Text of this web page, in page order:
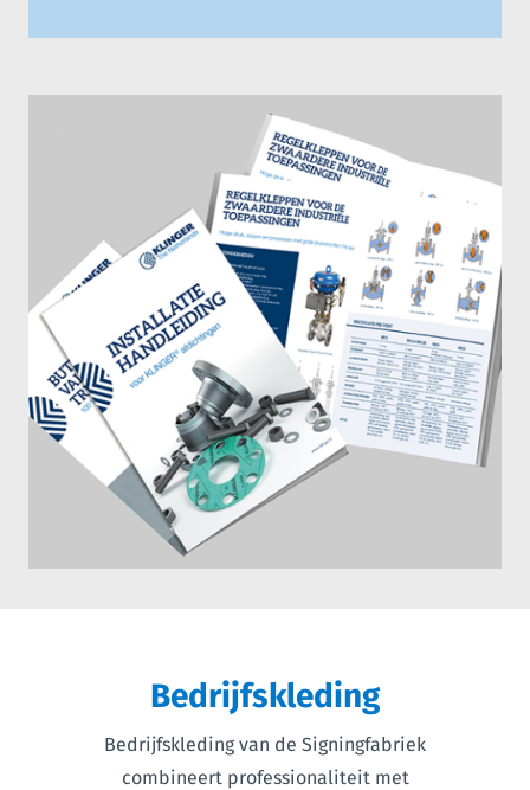
Bedrijfskleding
Bedrijfskleding van de Signingfabriek
combineert professionaliteit met